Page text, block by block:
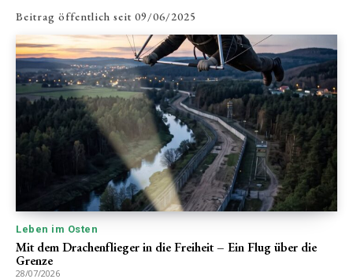
Beitrag öffentlich seit 09/06/2025
Leben im Osten
Mit dem Drachenflieger in die Freiheit – Ein Flug über die
Grenze
28/07/2026